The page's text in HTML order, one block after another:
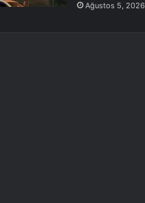
Ağustos 5, 2026